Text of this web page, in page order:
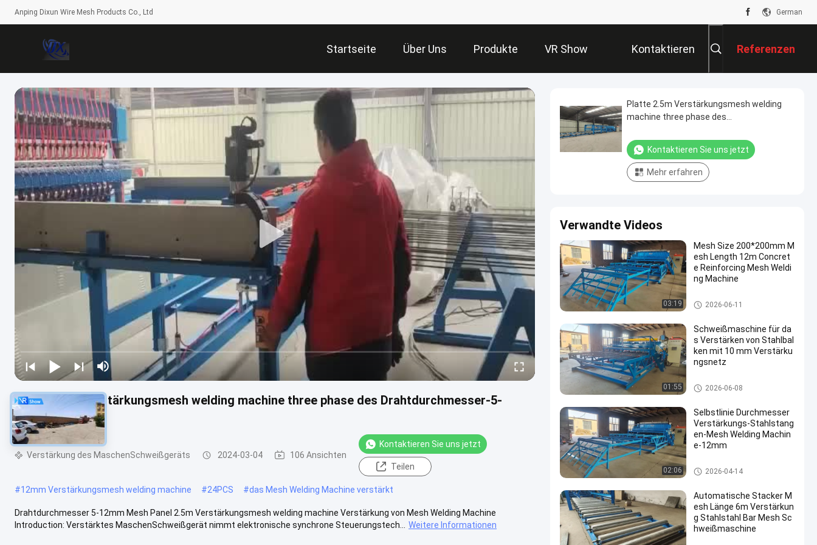
Anping Dixun Wire Mesh Products Co., Ltd German
Startseite Über Uns Produkte VR Show Kontaktieren
Sie Uns
Referenzen
Platte 2.5m Verstärkungsmesh welding machine three phase des Drahtdurchmesser-5-
12mm
Verstärkung des MaschenSchweißgeräts 2024-03-04 106 Ansichten
Kontaktieren Sie uns jetzt
Teilen
#12mm Verstärkungsmesh welding machine #24PCS #das Mesh Welding Machine verstärkt
Drahtdurchmesser 5-12mm Mesh Panel 2.5m Verstärkungsmesh welding machine Verstärkung von Mesh Welding Machine
Introduction: Verstärktes MaschenSchweißgerät nimmt elektronische synchrone Steuerungstech...
Weitere Informationen
Platte 2.5m Verstärkungsmesh welding
machine three phase des
Kontaktieren Sie uns jetzt
Mehr erfahren
Verwandte Videos
03:19
Mesh Size 200*200mm M
esh Length 12m Concret
e Reinforcing Mesh Weldi
ng Machine
Verstärkung des MaschenSch
weißgeräts
2026-06-11
01:55
Schweißmaschine für da
s Verstärken von Stahlbal
ken mit 10 mm Verstärku
ngsnetz
Verstärkung des MaschenSch
weißgeräts
2026-06-08
02:06
Selbstlinie Durchmesser
Verstärkungs-Stahlstang
en-Mesh Welding Machin
e-12mm
Verstärkung des MaschenSch
weißgeräts
2026-04-14
Automatische Stacker M
esh Länge 6m Verstärkun
g Stahlstahl Bar Mesh Sc
hweißmaschine